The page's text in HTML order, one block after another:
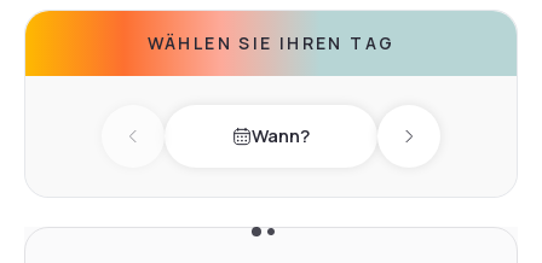
WÄHLEN SIE IHREN TAG
Previous day Wann? Next day